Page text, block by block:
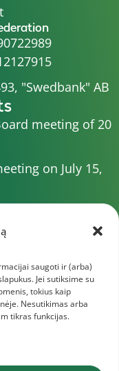
saugoti ir (arba)
Jei sutiksime su
tokius kaip
Nesutikimas arba
tikras funkcijas.
"Swedbank" AB
meeting of 20
on July 15,
of 4 July 2026
Executive
2025
Executive